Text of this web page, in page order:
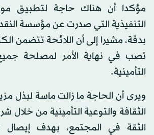
مؤكدا أن هناك حاجة لتطبيق
التنفيذية التي صدرت عن مؤسسة
بدقة، مشيرا إلى أن اللائحة تتضمن
تصب في نهاية الأمر لمصلحة
التأمينية.
ويرى أن الحاجة ما زالت ماسة لبذل
الثقافة والتوعية التأمينية من خلال
الثقة في المجتمع، بهدف إيصال